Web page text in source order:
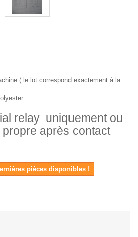
( le lot correspond exactement à la
relay uniquement ou
après contact
pièces disponibles !